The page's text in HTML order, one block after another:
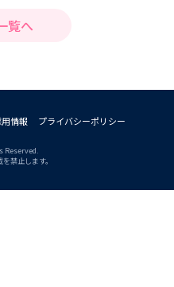
覧へ
情報 プライバシーポリシー
Reserved.
禁止します。